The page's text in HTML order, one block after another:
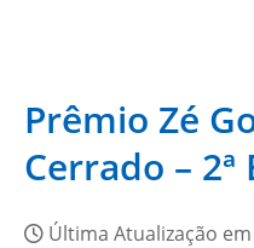
Prêmio Zé
Cerrado – 2ª
Última Atualização em